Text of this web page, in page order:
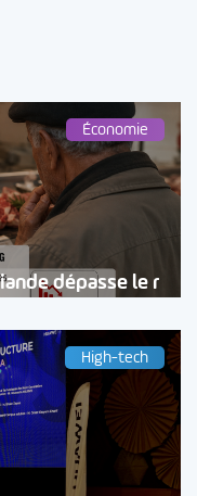
Économie
dépasse le r
High-tech